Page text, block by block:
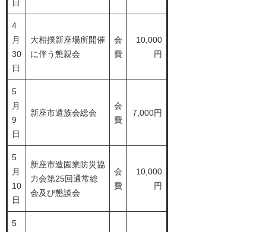
日
4
月
30
日
大相撲新座場所開催
に伴う懇親会
会
費
10,000
円
5
月
9
日
新座市遺族会総会
会
費
7,000円
5
月
10
日
新座市造園業防災協
力会第25回通常総
会及び懇談会
会
費
10,000
円
5